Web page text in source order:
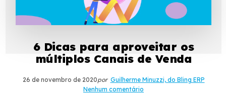
6 Dicas para aproveitar os
múltiplos Canais de Venda
26 de novembro de 2020por Guilherme Minuzzi, do Bling ERP
Nenhum comentário